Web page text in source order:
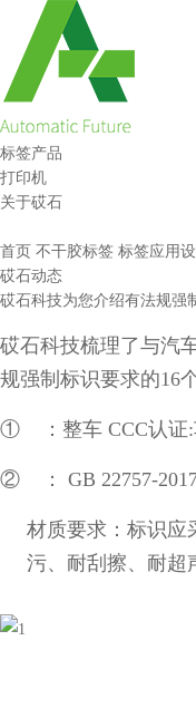
标签产品
打印机
关于砹石
首页 不干胶标签 标签应用
砹石动态
砹石科技为您介绍有法规强
砹石科技梳理了与汽
规强制标识要求的16
① ：整车 CCC认证:
② ： GB 22757-
材质要求：标识应
污、耐刮擦、耐超